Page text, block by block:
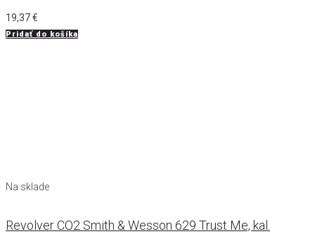
19,37€
Pridať do košíka
Na sklade
Revolver CO2 Smith & Wesson 629 Trust Me, kal.